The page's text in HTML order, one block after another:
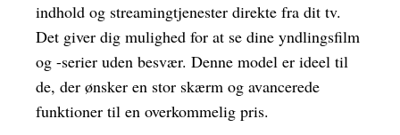
indhold og streamingtjenester direkte fra dit tv.
Det giver dig mulighed for at se dine yndlingsfilm
og -serier uden besvær. Denne model er ideel til
de, der ønsker en stor skærm og avancerede
funktioner til en overkommelig pris.